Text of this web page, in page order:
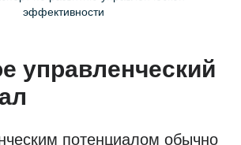
эффективности
управленческий
потенциалом обычно